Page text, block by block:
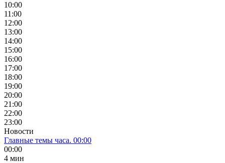
10:00
11:00
12:00
13:00
14:00
15:00
16:00
17:00
18:00
19:00
20:00
21:00
22:00
23:00
Новости
Главные темы часа. 00:00
00:00
4 мин